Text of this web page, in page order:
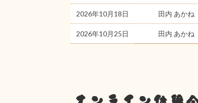
2026年10月18日 田内 あかね
2026年10月25日 田内 あかね